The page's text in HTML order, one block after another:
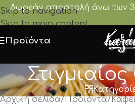
Skip to navigation
Skip to main content
Δωρεάν αποστολή άνω των
Προϊόντα
Αρχική σελίδα/Προϊόντα/